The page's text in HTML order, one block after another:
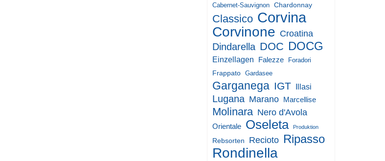
Cabernet-Sauvignon Chardonnay
Classico Corvina
Corvinone Croatina
Dindarella DOC DOCG
Einzellagen Falezze Foradori
Frappato Gardasee
Garganega IGT Illasi
Lugana Marano Marcellise
Molinara Nero d'Avola
Orientale Oseleta Produktion
Rebsorten Recioto Ripasso
Rondinella